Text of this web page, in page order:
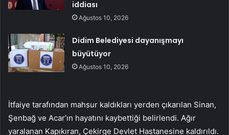
iddiası
Ağustos 10, 2026
Didim Belediyesi dayanışmayı
büyütüyor
Ağustos 10, 2026
İtfaiye tarafından mahsur kaldıkları yerden çıkarılan Sinan,
Şenbağ ve Acar’ın hayatını kaybettiği belirlendi. Ağır
yaralanan Kapıkıran, Çekirge Devlet Hastanesine kaldırıldı.